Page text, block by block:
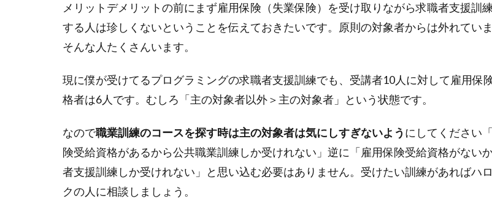
メリットデメリットの前にまず雇用保険（失業保険）を受け取りながら求職者支援訓
する人は珍しくないということを伝えておきたいです。原則の対象者からは外れていま
そんな人たくさんいます。
現に僕が受けてるプログラミングの求職者支援訓練でも、受講者10人に対して雇用保
格者は6人です。むしろ「主の対象者以外＞主の対象者」という状態です。
なので職業訓練のコースを探す時は主の対象者は気にしすぎないよう にしてください
険受給資格があるから公共職業訓練しか受けれない」逆に「雇用保険受給資格がない
者支援訓練しか受けれない」と思い込む必要はありません。受けたい訓練があればハ
クの人に相談しましょう。